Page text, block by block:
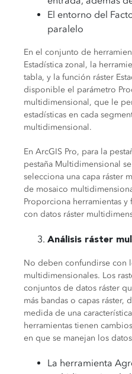
El entorno del
paralelo
En el conjunto de
Estadística zonal, la
tabla, y la función ráster
disponible el parámetro
multidimensional, que le
estadísticas en cada
multidimensional.
En ArcGIS Pro, para la
pestaña Multidimensional
selecciona una capa ráster
de mosaico
Proporciona herramientas
con datos ráster
Análisis ráster
No deben confundirse con
multidimensionales. Los
conjuntos de datos ráster
más bandas o capas ráster,
medida de una
herramientas tienen
en que se manejan los
La herramienta